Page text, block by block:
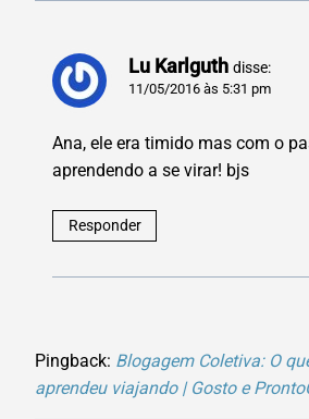
Lu Karlguth disse:
11/05/2016 às 5:31 pm
Ana, ele era timido mas com o
aprendendo a se virar! bjs
Responder
Pingback: Blogagem Coletiva: O
aprendeu viajando | Gosto e